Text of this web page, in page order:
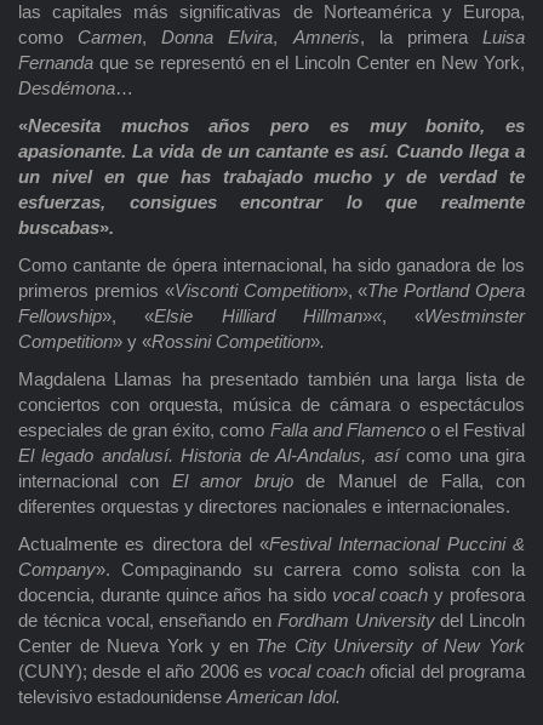
las capitales más significativas de Norteamérica y Europa,
como Carmen,Donna Elvira, Amneris, la primeraLuisa
Fernanda que se representó en el Lincoln Center en New York,
Desdémona…
«Necesita muchos años pero es muy bonito, es
apasionante. La vida de un cantante es así. Cuando llega a
un nivel en que has trabajado mucho y de verdad te
esfuerzas, consigues encontrar lo que realmente
buscabas».
Como cantante de ópera internacional, ha sido ganadora de los
primeros premios «Visconti Competition», «The Portland Opera
Fellowship», «Elsie Hilliard Hillman»«, «Westminster
Competition» y «Rossini Competition».
Magdalena Llamas ha presentado también una larga lista de
conciertos con orquesta, música de cámara o espectáculos
especiales de gran éxito, como Falla and Flamenco o el Festival
El legado andalusí. Historia de Al-Andalus, asícomo una gira
internacional con El amor brujode Manuel de Falla, con
diferentes orquestas y directores nacionales e internacionales.
Actualmente es directora del «Festival Internacional Puccini &
Company». Compaginando su carrera como solista con la
docencia, durante quince años ha sido vocal coach y profesora
de técnica vocal, enseñando en Fordham Universitydel Lincoln
Center de Nueva York y en The City University of New York
(CUNY); desde el año 2006 es vocal coachoficial del programa
televisivo estadounidense American Idol.